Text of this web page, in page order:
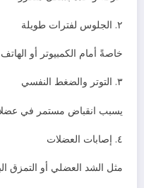
٢. الجلوس لفترات طويلة
خاصةً أمام الكمبيوتر أو
٣. التوتر والضغط النفسي
يسبب انقباض مستمر في
٤. إصابات العضلات
مثل الشد العضلي أو التمزق